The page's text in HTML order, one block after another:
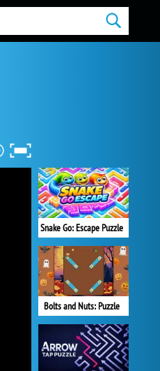
Snake Go: Escape Puzzle
Bolts and Nuts: Puzzle